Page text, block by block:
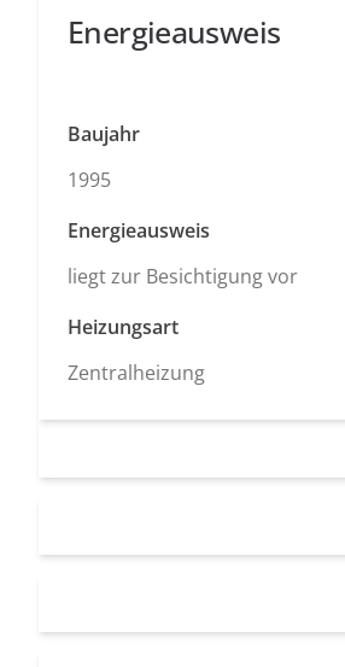
Energieausweis
Baujahr
1995
Energieausweis
liegt zur Besichtigung vor
Heizungsart
Zentralheizung